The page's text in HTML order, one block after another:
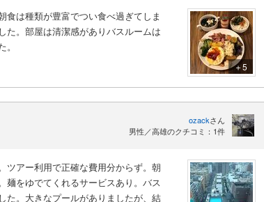
は種類が豊富でつい食べ過ぎてしま
た。部屋は清潔感がありバスルームは
＋5
ozackさん
男性／高雄のクチコミ：1件
ツアー利用で正確な費用分からず。朝
麺をゆでてくれるサービスあり。バス
た。大きなプールがありましたが、結